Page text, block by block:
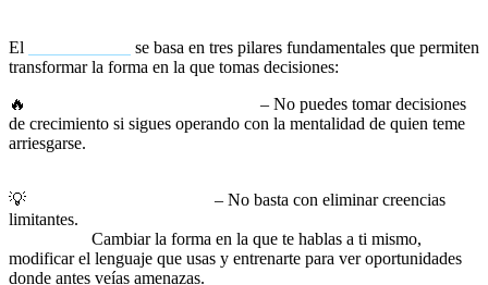
El
se basa en tres pilares fundamentales que permiten
transformar la forma en la que tomas decisiones:
🔥
– No puedes tomar decisiones
de crecimiento si sigues operando con la mentalidad de quien teme
arriesgarse.
💡
– No basta con eliminar creencias
limitantes.
Cambiar la forma en la que te hablas a ti mismo,
modificar el lenguaje que usas y entrenarte para ver oportunidades
donde antes veías amenazas.